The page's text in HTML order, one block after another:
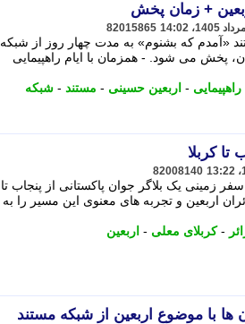
+ زمان پخش
82015865
«آمدم که بشنوم» به مدت چهار روز از شبکه
پخش می شود. - همزمان با ایام راهپیمایی
راهپیمایی - اربعین حسینی - مستند - شبکه
تا کربلا
82008140
زمینی یک بلاگر جوان پاکستانی از پنجاب تا
اربعین و تجربه های معنوی این مسیر را به
-کربلای معلی - اربعین
با موضوع اربعین از شبکه مستند